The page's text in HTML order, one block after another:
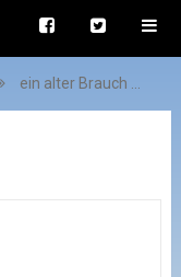
ein alter Brauch …